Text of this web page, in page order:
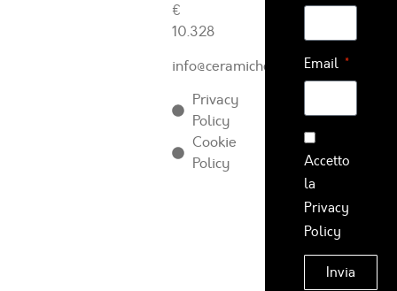
€
10.328
info@ceramichearcadia.com
Privacy
Policy
Cookie
Policy
Email
Accetto
la
Privacy
Policy
Invia